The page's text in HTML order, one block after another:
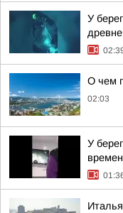
У
О чем
02:03
У